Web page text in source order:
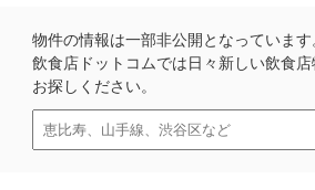
物件の情報は一部非公開となっています
飲食店ドットコムでは日々新しい飲食
お探しください。